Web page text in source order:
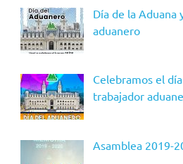
Día de la Aduana
aduanero
Celebramos el
trabajador
Asamblea 2019-